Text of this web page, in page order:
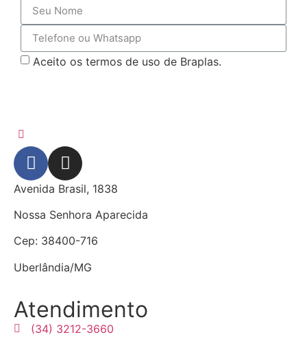
Aceito os termos de uso de Braplas.
Avenida Brasil, 1838
Nossa Senhora Aparecida
Cep: 38400-716
Uberlândia/MG
Atendimento
(34) 3212-3660